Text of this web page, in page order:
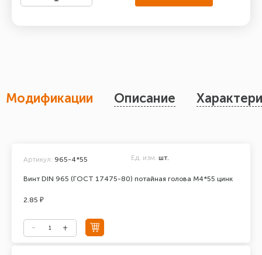
Модификации Описание
Винт DIN 965 (ГОСТ 17475-80) потайная голова М4*55 цинк
Артикул: 965-4*55 Ед. изм. шт.
2.85 ₽